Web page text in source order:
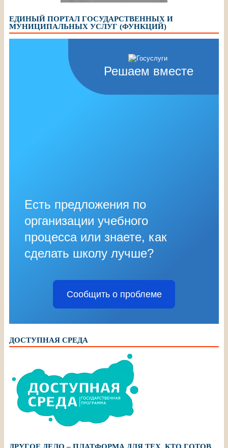
ЕДИНЫЙ ПОРТАЛ ГОСУДАРСТВЕННЫХ И
МУНИЦИПАЛЬНЫХ УСЛУГ (ФУНКЦИЙ)
Решаем вместе
Есть предложения по
организации учебного
процесса или знаете, как
сделать школу лучше?
Сообщить о проблеме
ДОСТУПНАЯ СРЕДА
ДРУГОЕ ДЕЛО – ПЛАТФОРМА ДЛЯ ТЕХ, КТО ГОТОВ